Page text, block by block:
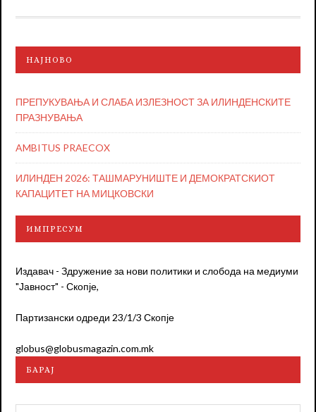
НАЈНОВО
ПРЕПУКУВАЊА И СЛАБА ИЗЛЕЗНОСТ ЗА ИЛИНДЕНСКИТЕ
ПРАЗНУВАЊА
AMBITUS PRAECOX
ИЛИНДЕН 2026: ТАШМАРУНИШТЕ И ДЕМОКРАТСКИОТ
КАПАЦИТЕТ НА МИЦКОВСКИ
ИМПРЕСУМ
Издавач - Здружение за нови политики и слобода на медиуми
"Јавност" - Скопје,
Партизански одреди 23/1/3 Скопје
globus@globusmagazin.com.mk
БАРАЈ